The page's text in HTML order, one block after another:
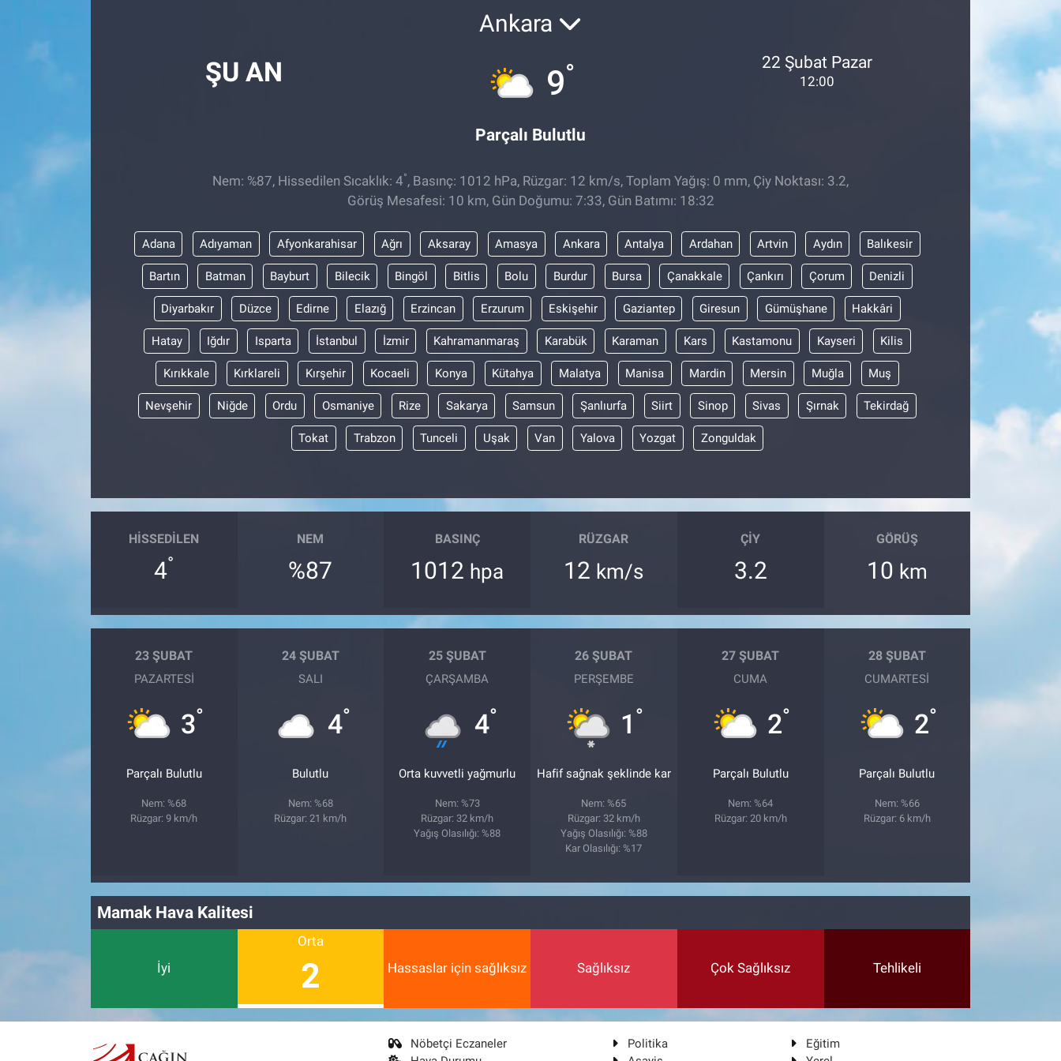
ŞU AN
Ankara
9°
Parçalı Bulutlu
22 Şubat Pazar
12:00
Nem: %87, Hissedilen Sıcaklık: 4°, Basınç: 1012 hPa, Rüzgar: 12 km/s, Toplam Yağış: 0 mm, Çiy Noktası: 3.2,
Görüş Mesafesi: 10 km, Gün Doğumu: 7:33, Gün Batımı: 18:32
Adana Adıyaman Afyonkarahisar Ağrı Aksaray Amasya Ankara Antalya Ardahan Artvin Aydın Balıkesir
Bartın Batman Bayburt Bilecik Bingöl Bitlis Bolu Burdur Bursa Çanakkale Çankırı Çorum Denizli
Diyarbakır Düzce Edirne Elazığ Erzincan Erzurum Eskişehir Gaziantep Giresun Gümüşhane Hakkâri
Hatay Iğdır Isparta İstanbul İzmir Kahramanmaraş Karabük Karaman Kars Kastamonu Kayseri Kilis
Kırıkkale Kırklareli Kırşehir Kocaeli Konya Kütahya Malatya Manisa Mardin Mersin Muğla Muş
Nevşehir Niğde Ordu Osmaniye Rize Sakarya Samsun Şanlıurfa Siirt Sinop Sivas Şırnak Tekirdağ
Tokat Trabzon Tunceli Uşak Van Yalova Yozgat Zonguldak
HISSEDILEN
4°
NEM
%87
BASINÇ
1012 hpa
RÜZGAR
12 km/s
ÇIY
3.2
GÖRÜŞ
10 km
23 ŞUBAT
PAZARTESI
3°
Parçalı Bulutlu
Nem: %68
Rüzgar: 9 km/h
24 ŞUBAT
SALI
4°
Bulutlu
Nem: %68
Rüzgar: 21 km/h
25 ŞUBAT
ÇARŞAMBA
4°
Orta kuvvetli yağmurlu
Nem: %73
Rüzgar: 32 km/h
Yağış Olasılığı: %88
26 ŞUBAT
PERŞEMBE
1 °
Hafif sağnak şeklinde kar
Nem: %65
Rüzgar: 32 km/h
Yağış Olasılığı: %88
Kar Olasılığı: %17
27 ŞUBAT
CUMA
2°
Parçalı Bulutlu
Nem: %64
Rüzgar: 20 km/h
28 ŞUBAT
CUMARTESI
2°
Parçalı Bulutlu
Nem: %66
Rüzgar: 6 km/h
Mamak Hava Kalitesi
İyi
Orta
2 Hassaslar için sağlıksız Sağlıksız Çok Sağlıksız Tehlikeli
Nöbetçi Eczaneler
Politika
Eğitim